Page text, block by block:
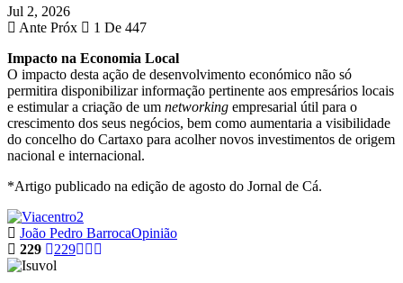
Jul 2, 2026
Ante Próx
1 De 447
Impacto na Economia Local
O impacto desta ação de desenvolvimento económico não só
permitira disponibilizar informação pertinente aos empresários locais
e estimular a criação de um networking empresarial útil para o
crescimento dos seus negócios, bem como aumentaria a visibilidade
do concelho do Cartaxo para acolher novos investimentos de origem
nacional e internacional.
*Artigo publicado na edição de agosto do Jornal de Cá.
João Pedro BarrocaOpinião
229
229